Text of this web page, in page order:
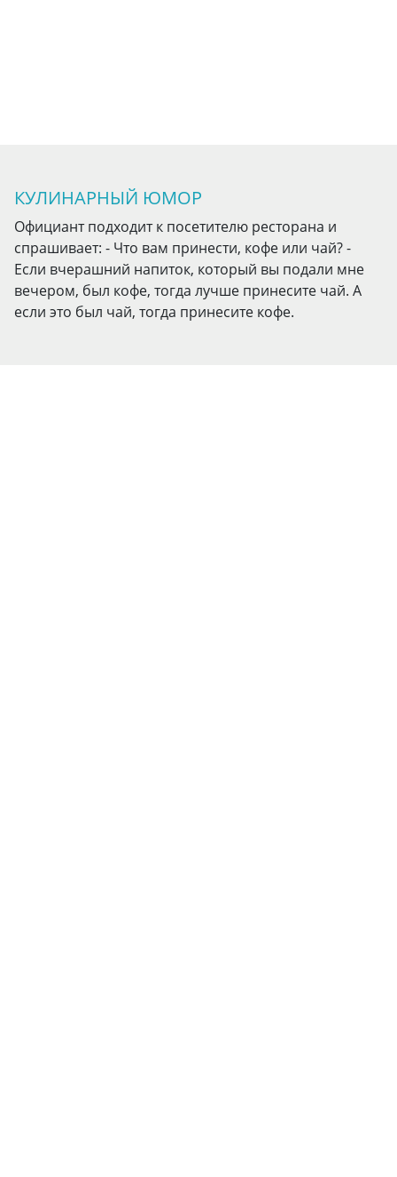
КУЛИНАРНЫЙ ЮМОР
Официант подходит к посетителю ресторана и
спрашивает: - Что вам принести, кофе или чай? -
Если вчерашний напиток, который вы подали мне
вечером, был кофе, тогда лучше принесите чай. А
если это был чай, тогда принесите кофе.